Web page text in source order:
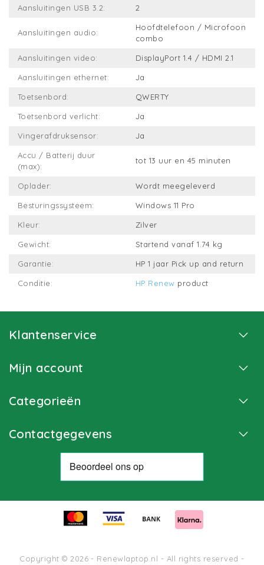
Aansluitingen USB 3.2: 2
Aansluitingen audio:
Hoofdtelefoon / Microfoon
combo
Aansluitingen video: DisplayPort 1.4 / HDMI 2.1
Aansluitingen ethernet: Ja
Toetsenbord: QWERTY
Toetsenbord verlicht: Ja
Vingerafdruksensor: Ja
Accu / Batterij duur
(max):
tot 13 uur en 45 minuten
Oplader: Wordt meegeleverd
Besturingssysteem: Windows 11 Pro
Kleur: Zilver
Gewicht: Startend vanaf 1.74 kg
Garantie: HP 1 jaar Pick up and return
Conditie: HP Renew product
Klantenservice
Mijn account
Categorieën
Contactgegevens
Copyright © 2026 - Renewlaptop.nl - All rights reserved -